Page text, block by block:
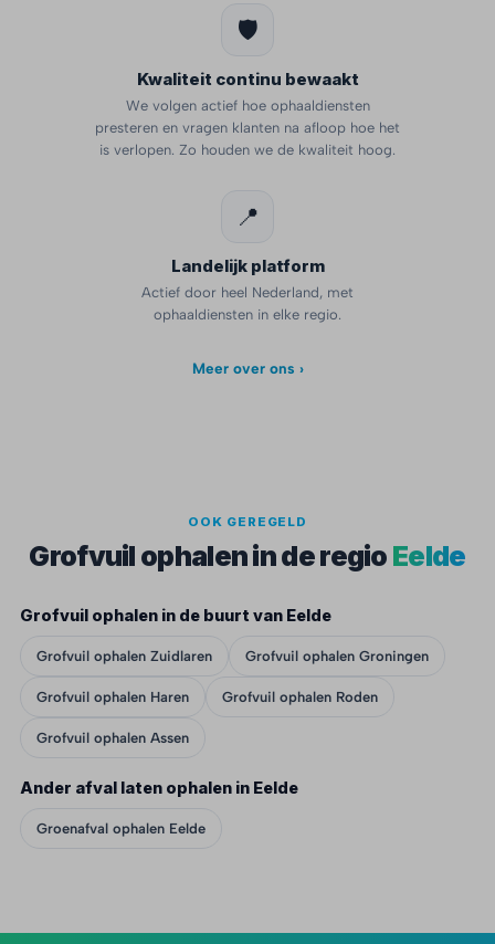
🛡️
Kwaliteit continu bewaakt
We volgen actief hoe ophaaldiensten
presteren en vragen klanten na afloop hoe het
is verlopen. Zo houden we de kwaliteit hoog.
📍
Landelijk platform
Actief door heel Nederland, met
ophaaldiensten in elke regio.
Meer over ons ›
OOK GEREGELD
Grofvuil ophalen in de regio Eelde
Grofvuil ophalen in de buurt van Eelde
Grofvuil ophalen Zuidlaren Grofvuil ophalen Groningen
Grofvuil ophalen Haren Grofvuil ophalen Roden
Grofvuil ophalen Assen
Ander afval laten ophalen in Eelde
Groenafval ophalen Eelde